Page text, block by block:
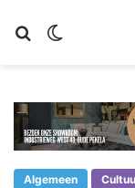
Zoeken
Algemeen